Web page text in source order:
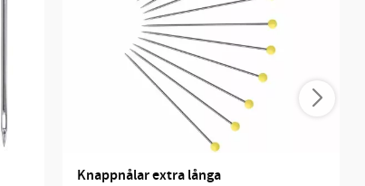
Knappnålar extra långa